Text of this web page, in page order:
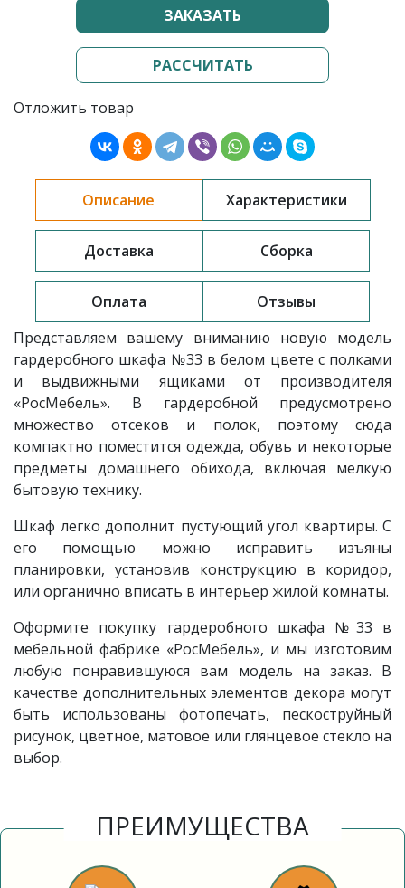
ЗАКАЗАТЬ
РАССЧИТАТЬ
Отложить товар
Описание Характеристики
Доставка Сборка
Оплата
Отзывы
Представляем вашему вниманию новую модель
гардеробного шкафа №33 в белом цвете с полками
и выдвижными ящиками
от производителя
«РосМебель». В гардеробной предусмотрено
множество отсеков и полок, поэтому сюда
компактно поместится одежда, обувь и некоторые
предметы домашнего обихода, включая мелкую
бытовую технику.
Шкаф легко дополнит пустующий угол квартиры. С
его помощью можно исправить изъяны
планировки, установив конструкцию в коридор,
или органично вписать в интерьер жилой комнаты.
Оформите покупку гардеробного шкафа №33 в
мебельной фабрике «РосМебель», и мы изготовим
любую понравившуюся вам модель на заказ. В
качестве дополнительных элементов декора могут
быть использованы фотопечать, пескоструйный
рисунок, цветное, матовое или глянцевое стекло на
выбор.
ПРЕИМУЩЕСТВА